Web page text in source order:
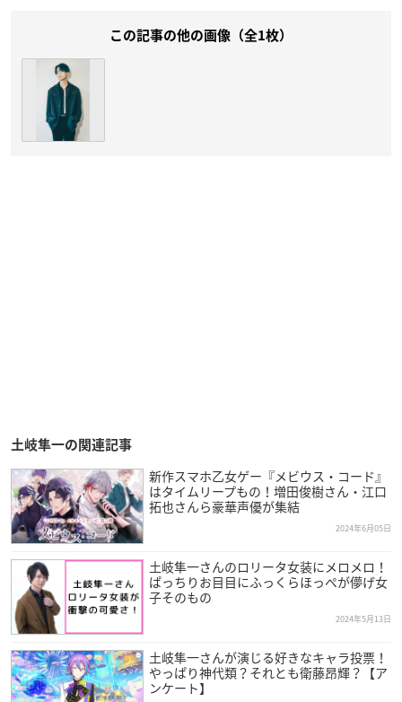
この記事の他の画像（全1枚）
土岐隼一の関連記事
新作スマホ乙女ゲー『メビウス・コード』
はタイムリープもの！増田俊樹さん・江口
拓也さんら豪華声優が集結
2024年6月05日
土岐隼一さんのロリータ女装にメロメロ！
ぱっちりお目目にふっくらほっぺが儚げ女
子そのもの
2024年5月13日
土岐隼一さんが演じる好きなキャラ投票！
やっぱり神代類？それとも衛藤昂輝？【ア
ンケート】